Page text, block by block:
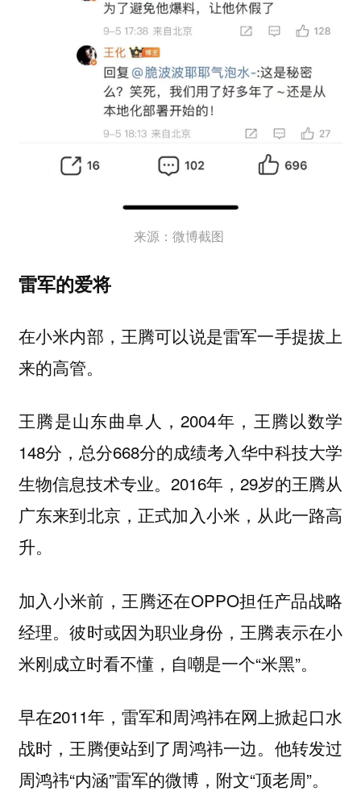
来源：微博截图
雷军的爱将
在小米内部，王腾可以说是雷军一手提拔上
来的高管。
王腾是山东曲阜人，2004年，王腾以数学
148分，总分668分的成绩考入华中科技大学
生物信息技术专业。2016年，29岁的王腾从
广东来到北京，正式加入小米，从此一路高
升。
加入小米前，王腾还在OPPO担任产品战略
经理。彼时或因为职业身份，王腾表示在小
米刚成立时看不懂，自嘲是一个“米黑”。
早在2011年，雷军和周鸿祎在网上掀起口水
战时，王腾便站到了周鸿祎一边。他转发过
周鸿祎“内涵”雷军的微博，附文“顶老周”。